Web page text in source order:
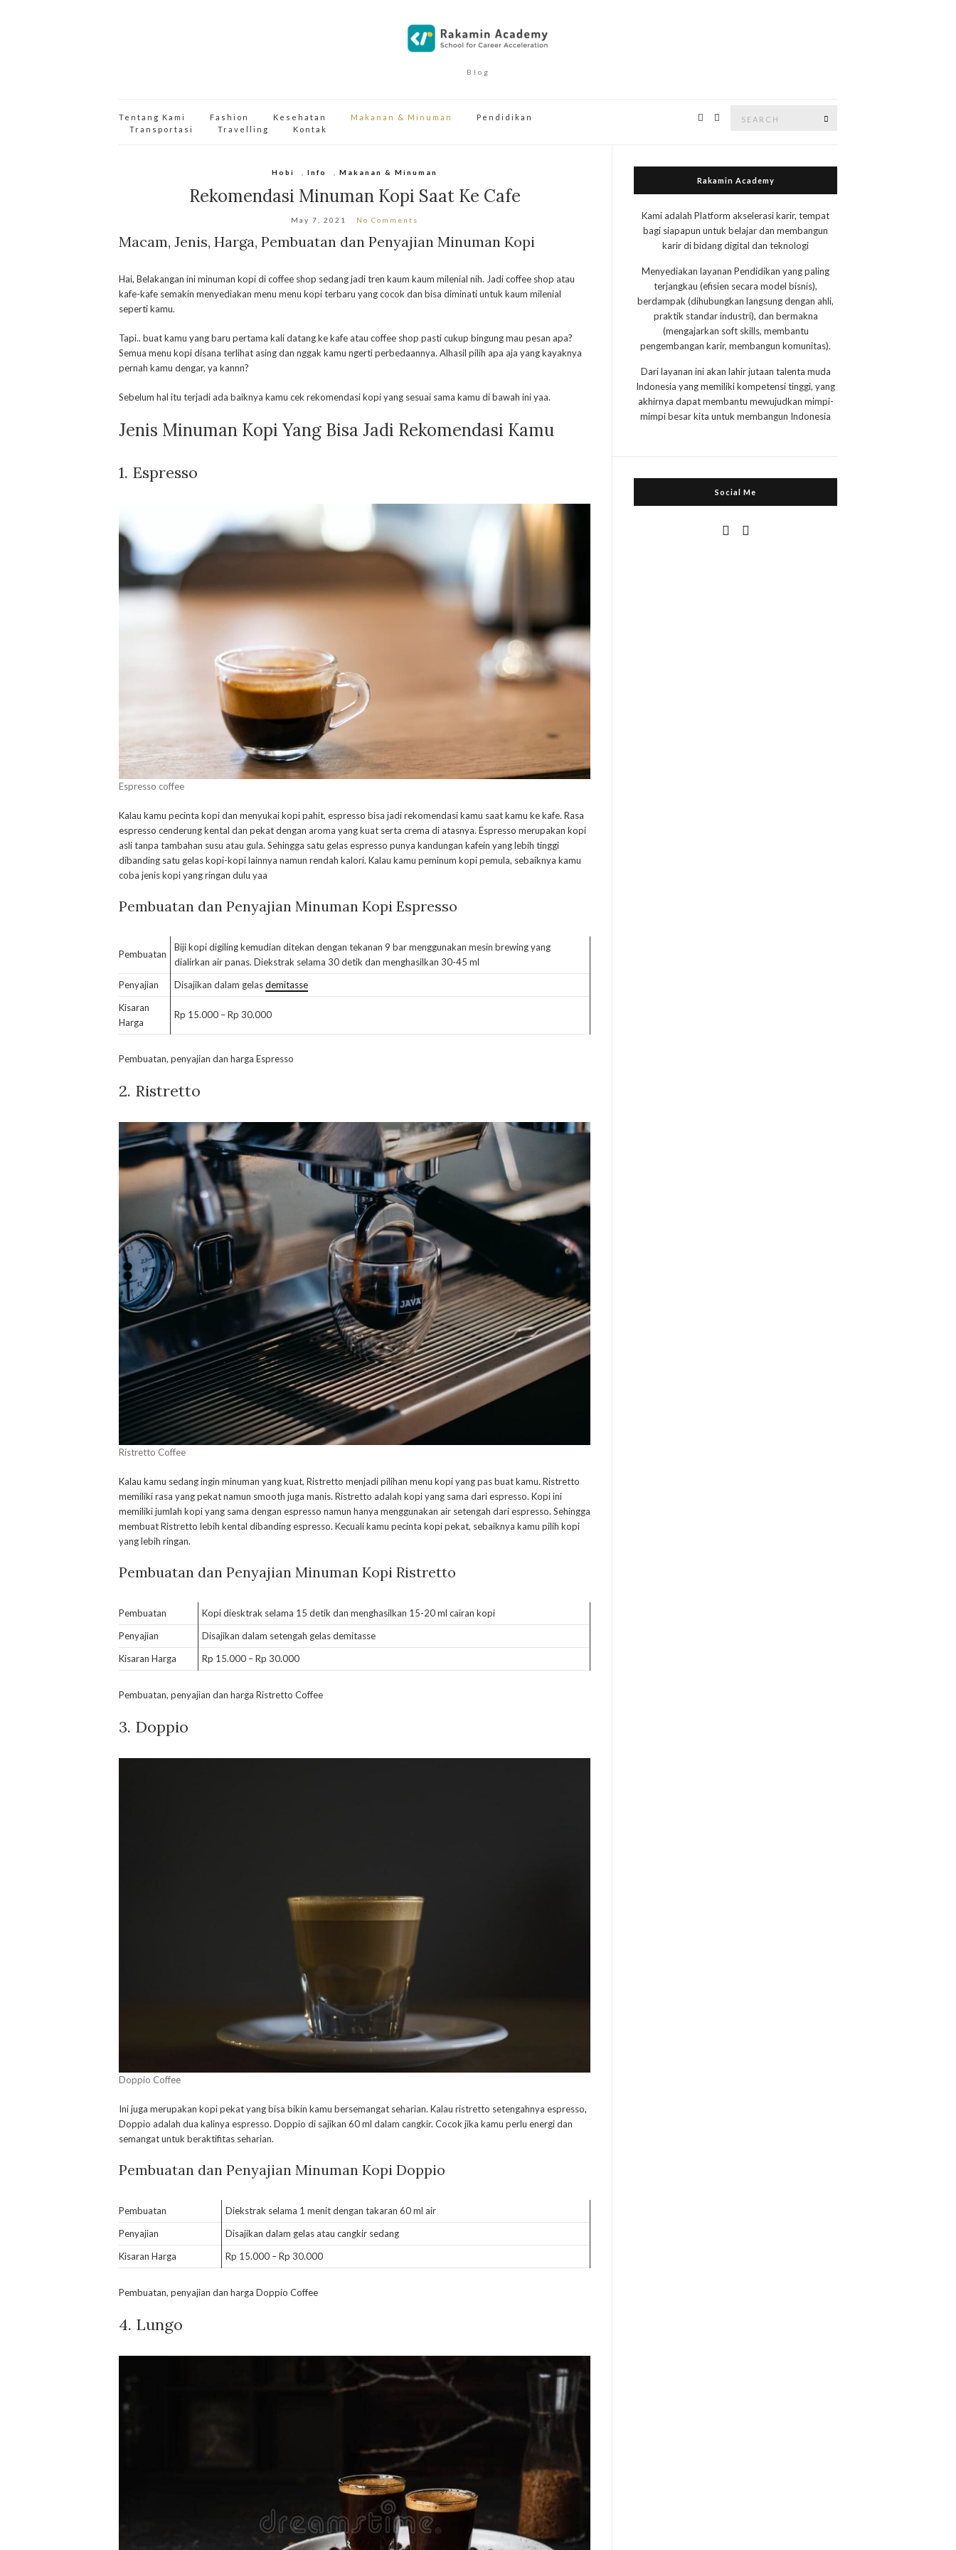
Blog
Tentang Kami Fashion Kesehatan Makanan & Minuman
Pendidikan
Transportasi
Travelling Kontak
Hobi ,Info ,Makanan & Minuman
Rekomendasi Minuman Kopi Saat Ke Cafe
May 7, 2021 No Comments
Macam, Jenis, Harga, Pembuatan dan Penyajian Minuman Kopi
Hai, Belakangan ini minuman kopi di coffee shop sedang jadi tren kaum kaum milenial nih. Jadi coffee shop atau
kafe-kafe semakin menyediakan menu menu kopi terbaru yang cocok dan bisa diminati untuk kaum milenial
seperti kamu.
Tapi.. buat kamu yang baru pertama kali datang ke kafe atau coffee shop pasti cukup bingung mau pesan apa?
Semua menu kopi disana terlihat asing dan nggak kamu ngerti perbedaannya. Alhasil pilih apa aja yang kayaknya
pernah kamu dengar, ya kannn?
Sebelum hal itu terjadi ada baiknya kamu cek rekomendasi kopi yang sesuai sama kamu di bawah ini yaa.
Jenis Minuman Kopi Yang Bisa Jadi Rekomendasi Kamu
1. Espresso
Espresso coffee
Kalau kamu pecinta kopi dan menyukai kopi pahit, espresso bisa jadi rekomendasi kamu saat kamu ke kafe. Rasa
espresso cenderung kental dan pekat dengan aroma yang kuat serta crema di atasnya. Espresso merupakan kopi
asli tanpa tambahan susu atau gula. Sehingga satu gelas espresso punya kandungan kafein yang lebih tinggi
dibanding satu gelas kopi-kopi lainnya namun rendah kalori. Kalau kamu peminum kopi pemula, sebaiknya kamu
coba jenis kopi yang ringan dulu yaa
Pembuatan dan Penyajian Minuman Kopi Espresso
Pembuatan
Biji kopi digiling kemudian ditekan dengan tekanan 9 bar menggunakan mesin brewing yang
dialirkan air panas. Diekstrak selama 30 detik dan menghasilkan 30-45 ml
Penyajian
Disajikan dalam gelasdemitasse
Kisaran
Harga
Rp 15.000 – Rp 30.000
Pembuatan, penyajian dan harga Espresso
2. Ristretto
Ristretto Coffee
Kalau kamu sedang ingin minuman yang kuat, Ristretto menjadi pilihan menu kopi yang pas buat kamu. Ristretto
memiliki rasa yang pekat namun smooth juga manis. Ristretto adalah kopi yang sama dari espresso. Kopi ini
memiliki jumlah kopi yang sama dengan espresso namun hanya menggunakan air setengah dari espresso. Sehingga
membuat Ristretto lebih kental dibanding espresso. Kecuali kamu pecinta kopi pekat, sebaiknya kamu pilih kopi
yang lebih ringan.
Pembuatan dan Penyajian Minuman Kopi Ristretto
Pembuatan
Kopi diesktrak selama 15 detik dan menghasilkan 15-20 ml cairan kopi
Penyajian
Disajikan dalam setengah gelas demitasse
Kisaran Harga
Rp 15.000 – Rp 30.000
Pembuatan, penyajian dan harga Ristretto Coffee
3. Doppio
Doppio Coffee
Ini juga merupakan kopi pekat yang bisa bikin kamu bersemangat seharian. Kalau ristretto setengahnya espresso,
Doppio adalah dua kalinya espresso. Doppio di sajikan 60 ml dalam cangkir. Cocok jika kamu perlu energi dan
semangat untuk beraktifitas seharian.
Pembuatan dan Penyajian Minuman Kopi Doppio
Pembuatan
Diekstrak selama 1 menit dengan takaran 60 ml air
Penyajian
Disajikan dalam gelas atau cangkir sedang
Kisaran Harga
Rp 15.000 – Rp 30.000
Pembuatan, penyajian dan harga Doppio Coffee
4. Lungo
Rakamin Academy
Kami adalah Platform akselerasi karir, tempat
bagi siapapun untuk belajar dan membangun
karir di bidang digital dan teknologi
Menyediakan layanan Pendidikan yang paling
terjangkau (efisien secara model bisnis),
berdampak (dihubungkan langsung dengan ahli,
praktik standar industri), dan bermakna
(mengajarkan soft skills, membantu
pengembangan karir, membangun komunitas).
Dari layanan ini akan lahir jutaan talenta muda
Indonesia yang memiliki kompetensi tinggi, yang
akhirnya dapat membantu mewujudkan mimpi-
mimpi besar kita untuk membangun Indonesia
Social Me